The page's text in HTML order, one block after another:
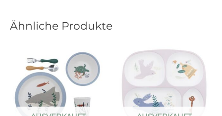
Ähnliche Produkte